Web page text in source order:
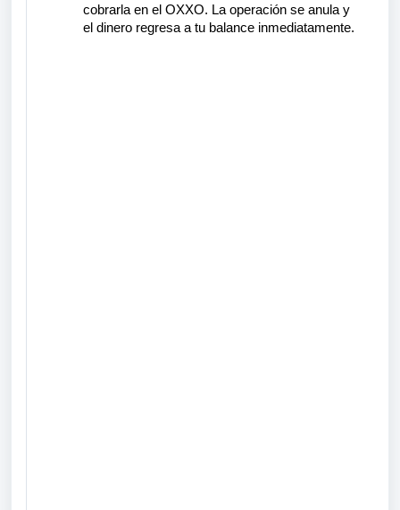
cobrarla en el OXXO. La operación se anula y
el dinero regresa a tu balance inmediatamente.